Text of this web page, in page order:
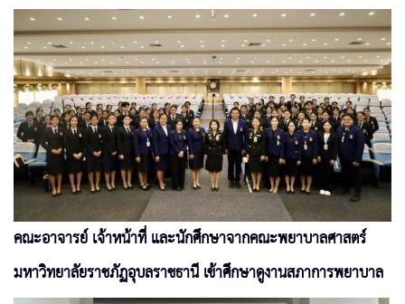
คณะอาจารย์ เจ้าหน้าที่ และนักศึกษาจากคณะพยาบาลศาสตร์
มหาวิทยาลัยราชภัฏอุบลราชธานี เข้าศึกษาดูงานสภาการพยาบาล